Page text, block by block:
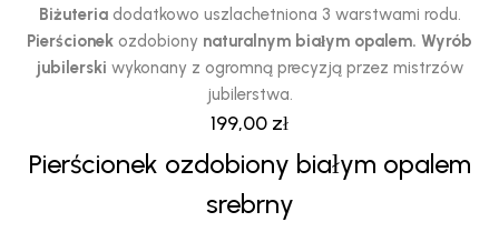
Pierścionek ozdobiony białym opalem
srebrny
199,00 zł
Biżuteriadodatkowo uszlachetniona 3 warstwami rodu.
Pierścionek ozdobiony naturalnym białym opalem. Wyrób
jubilerski wykonany z ogromną precyzją przez mistrzów
jubilerstwa.
wariantów.
Opcje
można
wybrać
na
produktu